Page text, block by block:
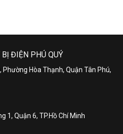
BỊ ĐIỆN PHÚ QUÝ
Hòa Thạnh, Quận Tân Phú,
1, Quận 6, TP.Hồ Chí Minh